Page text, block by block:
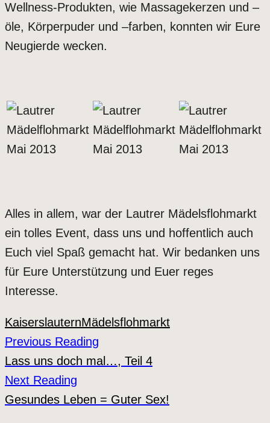
Wellness-Produkten, wie Massagekerzen und –
öle, Körperpuder und –farben, konnten wir Eure
Neugierde wecken.
Alles in allem, war der Lautrer Mädelsflohmarkt
ein tolles Event, dass uns und hoffentlich auch
Euch viel Spaß gemacht hat. Wir bedanken uns
für Eure Unterstützung und Euer reges
Interesse.
KaiserslauternMädelsflohmarkt
Previous Reading
Lass uns doch mal…, Teil 4
Next Reading
Gesundes Leben = Guter Sex!